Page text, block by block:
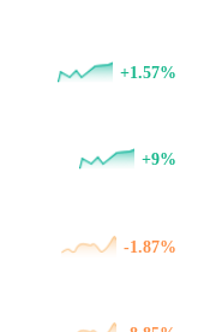
+1.57%
+9%
-1.87%